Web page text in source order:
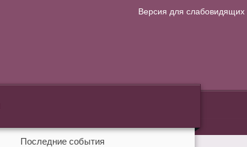
Версия для слабовидящих
Последние события